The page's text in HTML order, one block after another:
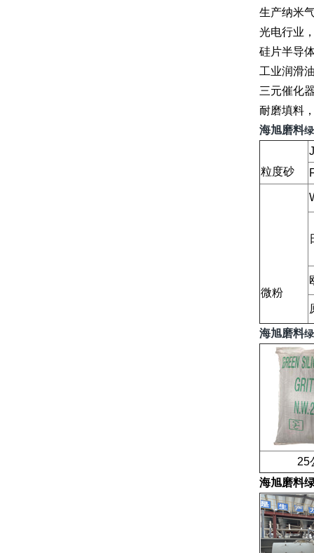
生产纳米
光电行业
硅片半导
工业润滑
三元催化
耐磨填料
海旭磨料
粒度砂
微粉
海旭磨料
25公
海旭磨料